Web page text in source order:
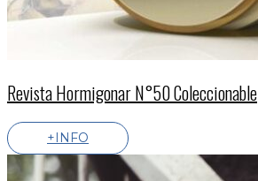
Revista Hormigonar N°50 Coleccionable
+INFO